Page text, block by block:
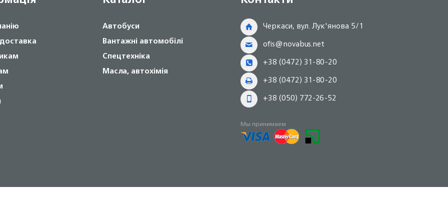
Автобуси
Вантажні автомобілі
Спецтехніка
Масла, автохімія
Черкаси, вул. Лук'янова 5/1
ofis@novabus.net
+38 (0472) 31-80-20
+38 (0472) 31-80-20
+38 (050) 772-26-52
Мы принимаем